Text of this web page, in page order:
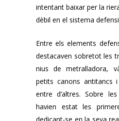
intentant baixar per la
dèbil en el sistema
Entre els elements
destacaven sobretot les
nius de metralladora,
petits canons antitancs
entre d’altres. Sobre
havien estat les